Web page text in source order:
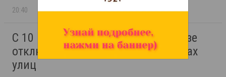
20:40
С 10 по 24 августа во Владикавказе
отключат горячую воду на десятках
улиц